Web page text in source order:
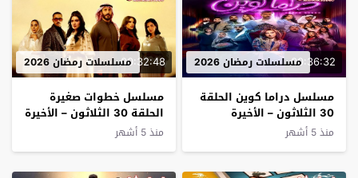
00:36:32مسلسلات رمضان 2026
مسلسل دراما كوين الحلقة
30 الثلاثون – الأخيرة
منذ 5 أشهر
00:32:48مسلسلات رمضان 2026
مسلسل خطوات صغيرة
الحلقة 30 الثلاثون – الأخيرة
منذ 5 أشهر